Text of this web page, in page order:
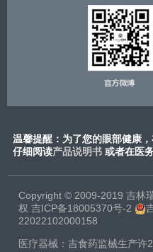
温馨提醒：为了您的眼部健康
仔细阅读产品说明书 或​者在医
Copyright © 2009-2019 吉林
权 吉ICP备18005370号-2
22022102000158
医疗器械：吉食药监械生产许